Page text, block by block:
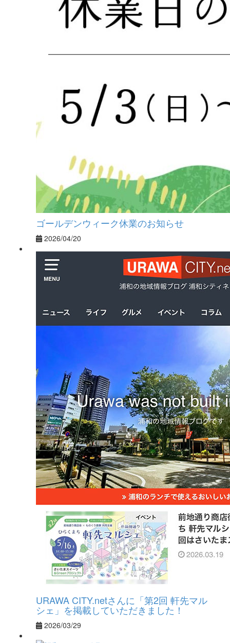
ゴールデンウィーク休業のお知らせ
2026/04/20
URAWA CITY.netさんに「第2回 軒先マル
シェ」を掲載していただきました！
2026/03/29